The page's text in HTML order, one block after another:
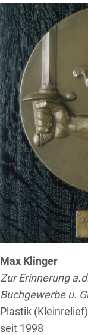
Max Klinger
Zur Erinnerung
Buchgewerbe u.
Plastik (Kleinrelief)
seit 1998